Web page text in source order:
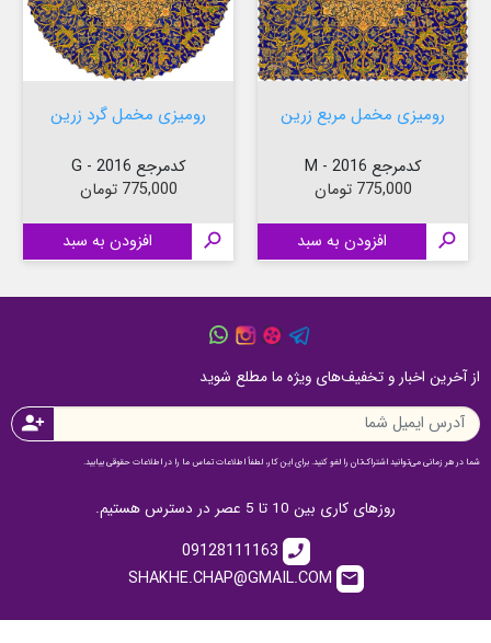
رومیزی مخمل مربع زرین
کدمرجع 2016 - M
قیمت
775,000 تومان
 افزودن به سبد
رومیزی مخمل گرد زرین
کدمرجع 2016 - G
قیمت
775,000 تومان
 افزودن به سبد
از آخرین اخبار و تخفیف‌های ویژه ما مطلع شوید
person_add
شما در هر زمانی می‌توانید اشتراک‌تان را لغو کنید. برای این کار، لطفاً اطلاعات تماس ما را در اطلاعات حقوقی بیابید.
روزهای کاری بین 10 تا 5 عصر در دسترس هستیم.
call
09128111163
email